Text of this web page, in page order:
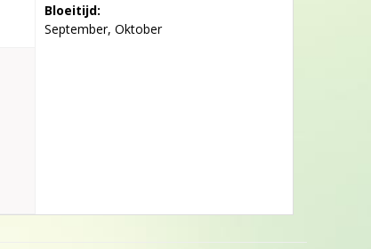
Bloeitijd:
September, Oktober